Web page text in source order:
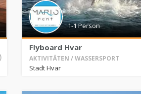
1-1 Person
Flyboard Hvar
AKTIVITÄTEN / WASSERSPORT
Stadt Hvar